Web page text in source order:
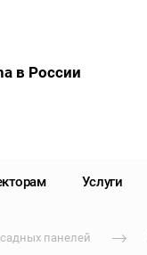
в России
Услуги
панелей